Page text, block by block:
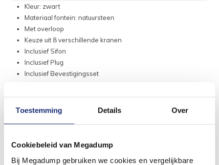
Toestemming Details Over
Cookiebeleid van Megadump
Bij Megadump gebruiken we cookies en vergelijkbare
Kleur: zwart
Materiaal fontein: natuursteen
Met overloop
Keuze uit 8 verschillende kranen
Inclusief Sifon
Inclusief Plug
Inclusief Bevestigingsset